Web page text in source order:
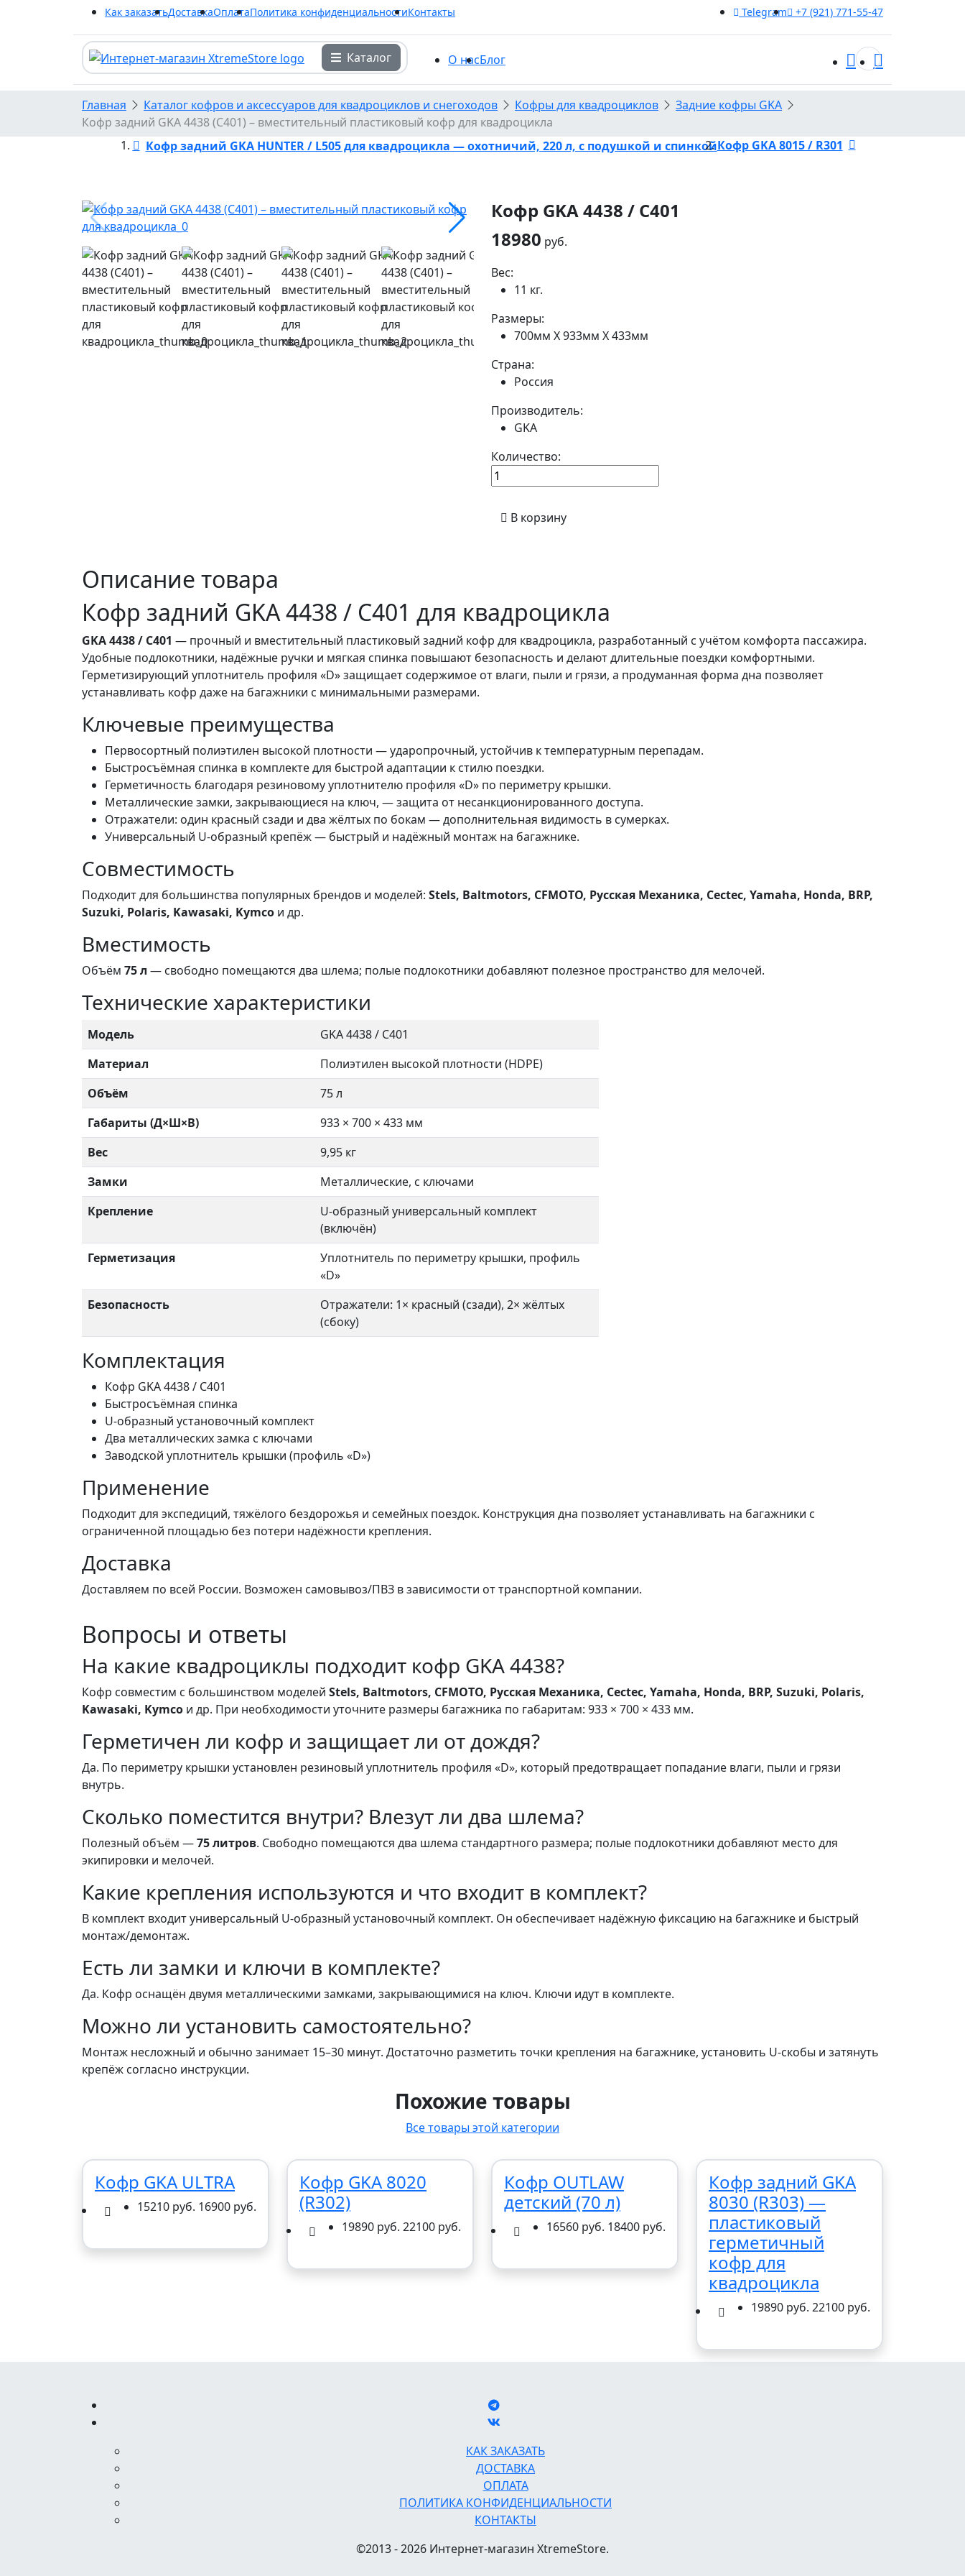
Как заказатьДоставкаОплатаПолитика конфиденциальностиКонтакты Telegram +7 (921) 771-55-47
Каталог О насБлог
Главная Каталог кофров и аксессуаров для квадроциклов и снегоходов Кофры для квадроциклов
Задние кофры GKA
Кофр задний GKA 4438 (C401) – вместительный пластиковый кофр для квадроцикла
Кофр задний GKA HUNTER / L505 для квадроцикла — охотничий, 220 л, с подушкой и спинкойКофр GKA 8015 / R301
Кофр GKA 4438 / C401
18980 руб.
Вес:
11 кг.
Размеры:
700мм Х 933мм Х 433мм
Страна:
Россия
Производитель:
GKA
Количество:
В корзину
Описание товара
Кофр задний GKA 4438 / C401 для квадроцикла
GKA 4438 / C401 — прочный и вместительный пластиковый задний кофр для квадроцикла, разработанный с учётом комфорта пассажира.
Удобные подлокотники, надёжные ручки и мягкая спинка повышают безопасность и делают длительные поездки комфортными.
Герметизирующий уплотнитель профиля «D» защищает содержимое от влаги, пыли и грязи, а продуманная форма дна позволяет
устанавливать кофр даже на багажники с минимальными размерами.
Ключевые преимущества
Первосортный полиэтилен высокой плотности — ударопрочный, устойчив к температурным перепадам.
Быстросъёмная спинка в комплекте для быстрой адаптации к стилю поездки.
Герметичность благодаря резиновому уплотнителю профиля «D» по периметру крышки.
Металлические замки, закрывающиеся на ключ, — защита от несанкционированного доступа.
Отражатели: один красный сзади и два жёлтых по бокам — дополнительная видимость в сумерках.
Универсальный U-образный крепёж — быстрый и надёжный монтаж на багажнике.
Совместимость
Подходит для большинства популярных брендов и моделей: Stels, Baltmotors, CFMOTO, Русская Механика, Cectec, Yamaha, Honda, BRP,
Suzuki, Polaris, Kawasaki, Kymco и др.
Вместимость
Объём 75 л — свободно помещаются два шлема; полые подлокотники добавляют полезное пространство для мелочей.
Технические характеристики
Модель
GKA 4438 / C401
Материал
Полиэтилен высокой плотности (HDPE)
Объём
75 л
Габариты (Д×Ш×В)
933 × 700 × 433 мм
Вес
9,95 кг
Замки
Металлические, с ключами
Крепление
U-образный универсальный комплект
(включён)
Герметизация
Уплотнитель по периметру крышки, профиль
«D»
Безопасность
Отражатели: 1× красный (сзади), 2× жёлтых
(сбоку)
Комплектация
Кофр GKA 4438 / C401
Быстросъёмная спинка
U-образный установочный комплект
Два металлических замка с ключами
Заводской уплотнитель крышки (профиль «D»)
Применение
Подходит для экспедиций, тяжёлого бездорожья и семейных поездок. Конструкция дна позволяет устанавливать на багажники с
ограниченной площадью без потери надёжности крепления.
Доставка
Доставляем по всей России. Возможен самовывоз/ПВЗ в зависимости от транспортной компании.
Вопросы и ответы
На какие квадроциклы подходит кофр GKA 4438?
Кофр совместим с большинством моделей Stels, Baltmotors, CFMOTO, Русская Механика, Cectec, Yamaha, Honda, BRP, Suzuki, Polaris,
Kawasaki, Kymco и др. При необходимости уточните размеры багажника по габаритам: 933 × 700 × 433 мм.
Герметичен ли кофр и защищает ли от дождя?
Да. По периметру крышки установлен резиновый уплотнитель профиля «D», который предотвращает попадание влаги, пыли и грязи
внутрь.
Сколько поместится внутри? Влезут ли два шлема?
Полезный объём —75 литров. Свободно помещаются два шлема стандартного размера; полые подлокотники добавляют место для
экипировки и мелочей.
Какие крепления используются и что входит в комплект?
В комплект входит универсальный U-образный установочный комплект. Он обеспечивает надёжную фиксацию на багажнике и быстрый
монтаж/демонтаж.
Есть ли замки и ключи в комплекте?
Да. Кофр оснащён двумя металлическими замками, закрывающимися на ключ. Ключи идут в комплекте.
Можно ли установить самостоятельно?
Монтаж несложный и обычно занимает 15–30 минут. Достаточно разметить точки крепления на багажнике, установить U-скобы и затянуть
крепёж согласно инструкции.
Похожие товары
Все товары этой категории
Кофр GKA ULTRA
15210 руб. 16900 руб.
Кофр GKA 8020
(R302)
19890 руб. 22100 руб.
Кофр OUTLAW
детский (70 л)
16560 руб. 18400 руб.
Кофр задний GKA
8030 (R303) —
пластиковый
герметичный
кофр для
квадроцикла
19890 руб. 22100 руб.
КАК ЗАКАЗАТЬ
ДОСТАВКА
ОПЛАТА
ПОЛИТИКА КОНФИДЕНЦИАЛЬНОСТИ
КОНТАКТЫ
©2013 - 2026 Интернет-магазин XtremeStore.